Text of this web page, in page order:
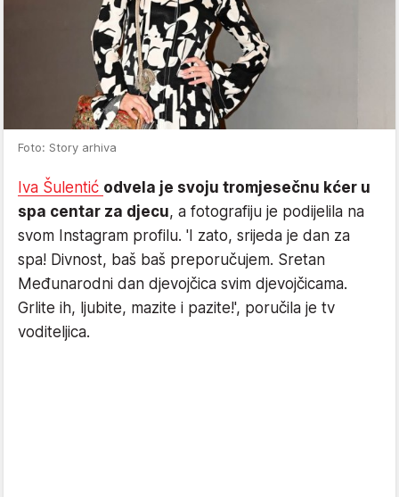
Foto: Story arhiva
Iva Šulentić odvela je svoju tromjesečnu kćer u
spa centar za djecu, a fotografiju je podijelila na
svom Instagram profilu. 'I zato, srijeda je dan za
spa! Divnost, baš baš preporučujem. Sretan
Međunarodni dan djevojčica svim djevojčicama.
Grlite ih, ljubite, mazite i pazite!', poručila je tv
voditeljica.